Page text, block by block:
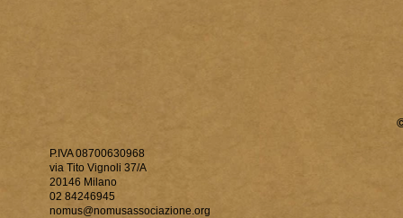
P.IVA 08700630968
via Tito Vignoli 37/A
20146 Milano
02 84246945
nomus@nomusassociazione.org